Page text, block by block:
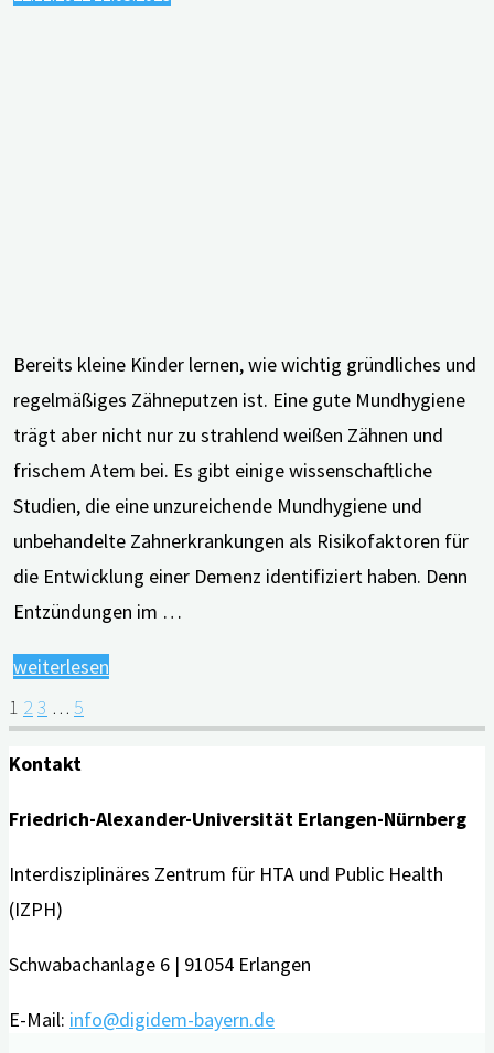
Bereits kleine Kinder lernen, wie wichtig gründliches und
regelmäßiges Zähneputzen ist. Eine gute Mundhygiene
trägt aber nicht nur zu strahlend weißen Zähnen und
frischem Atem bei. Es gibt einige wissenschaftliche
Studien, die eine unzureichende Mundhygiene und
unbehandelte Zahnerkrankungen als Risikofaktoren für
die Entwicklung einer Demenz identifiziert haben. Denn
Entzündungen im …
weiterlesen
Demenz"
Seitennummerierung
Beiträge
1 2 3 … 5
Kontakt
Friedrich-Alexander-Universität Erlangen-Nürnberg
Interdisziplinäres Zentrum für HTA und Public Health
(IZPH)
Schwabachanlage 6 | 91054 Erlangen
E-Mail: info@digidem-bayern.de